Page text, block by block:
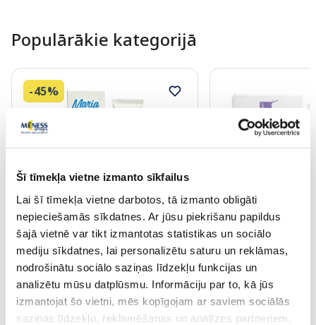
Šī tīmekļa vietne izmanto sīkfailus
Lai šī tīmekļa vietne darbotos, tā izmanto obligāti
nepieciešamās sīkdatnes. Ar jūsu piekrišanu papildus
šajā vietnē var tikt izmantotas statistikas un sociālo
mediju sīkdatnes, lai personalizētu saturu un reklāmas,
nodrošinātu sociālo saziņas līdzekļu funkcijas un
analizētu mūsu datplūsmu. Informāciju par to, kā jūs
izmantojat šo vietni, mēs kopīgojam ar saviem sociālās
saziņas līdzekļu, reklamēšanas un analīzes partneriem,
Populārākie kategorijā
-45%
MARIA Nipple krēms krūšu galu
kopšanai, 30 ml
5.49 €
9.99 €
MULTI-GYN
14 gab.
12.89 €